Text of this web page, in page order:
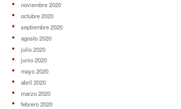
noviembre 2020
octubre 2020
septiembre 2020
agosto 2020
julio 2020
junio 2020
mayo 2020
abril 2020
marzo 2020
febrero 2020